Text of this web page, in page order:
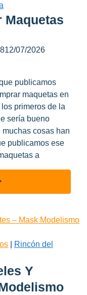
Maquetas
12/07/2026
publicamos
maquetas en
primeros de la
sería bueno
cosas han
publicamos ese
a
Rincón del
Y